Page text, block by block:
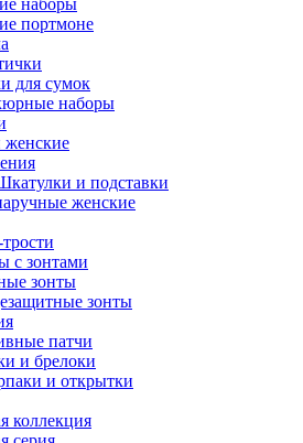
портмоне
для сумок
наборы
и подставки
женские
с зонтами
зонты
зонты
патчи
и брелоки
и открытки
коллекция